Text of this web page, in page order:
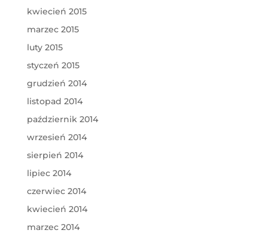
kwiecień 2015
marzec 2015
luty 2015
styczeń 2015
grudzień 2014
listopad 2014
październik 2014
wrzesień 2014
sierpień 2014
lipiec 2014
czerwiec 2014
kwiecień 2014
marzec 2014